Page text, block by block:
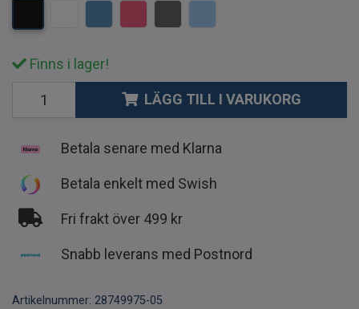
Finns i lager!
LÄGG TILL I VARUKORG
Betala senare med Klarna
Betala enkelt med Swish
Fri frakt över 499 kr
Snabb leverans med Postnord
Artikelnummer: 28749975-05